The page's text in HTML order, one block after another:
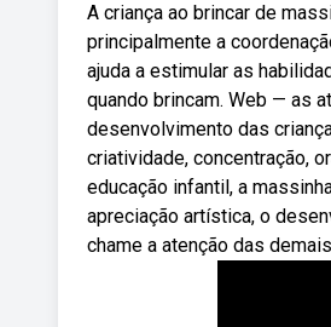
A criança ao brincar de
principalmente a
ajuda a estimular as
quando brincam. Web — as
desenvolvimento das
criatividade, concentração,
educação infantil, a
apreciação artística, o
chame a atenção das